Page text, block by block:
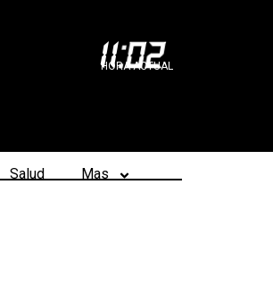
11:02
HORA ACTUAL
Salud Mas